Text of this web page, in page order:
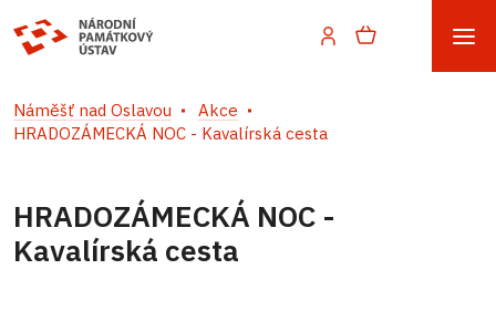
Náměšť nad Oslavou
Akce
HRADOZÁMECKÁ NOC - Kavalírská cesta
HRADOZÁMECKÁ NOC -
Kavalírská cesta